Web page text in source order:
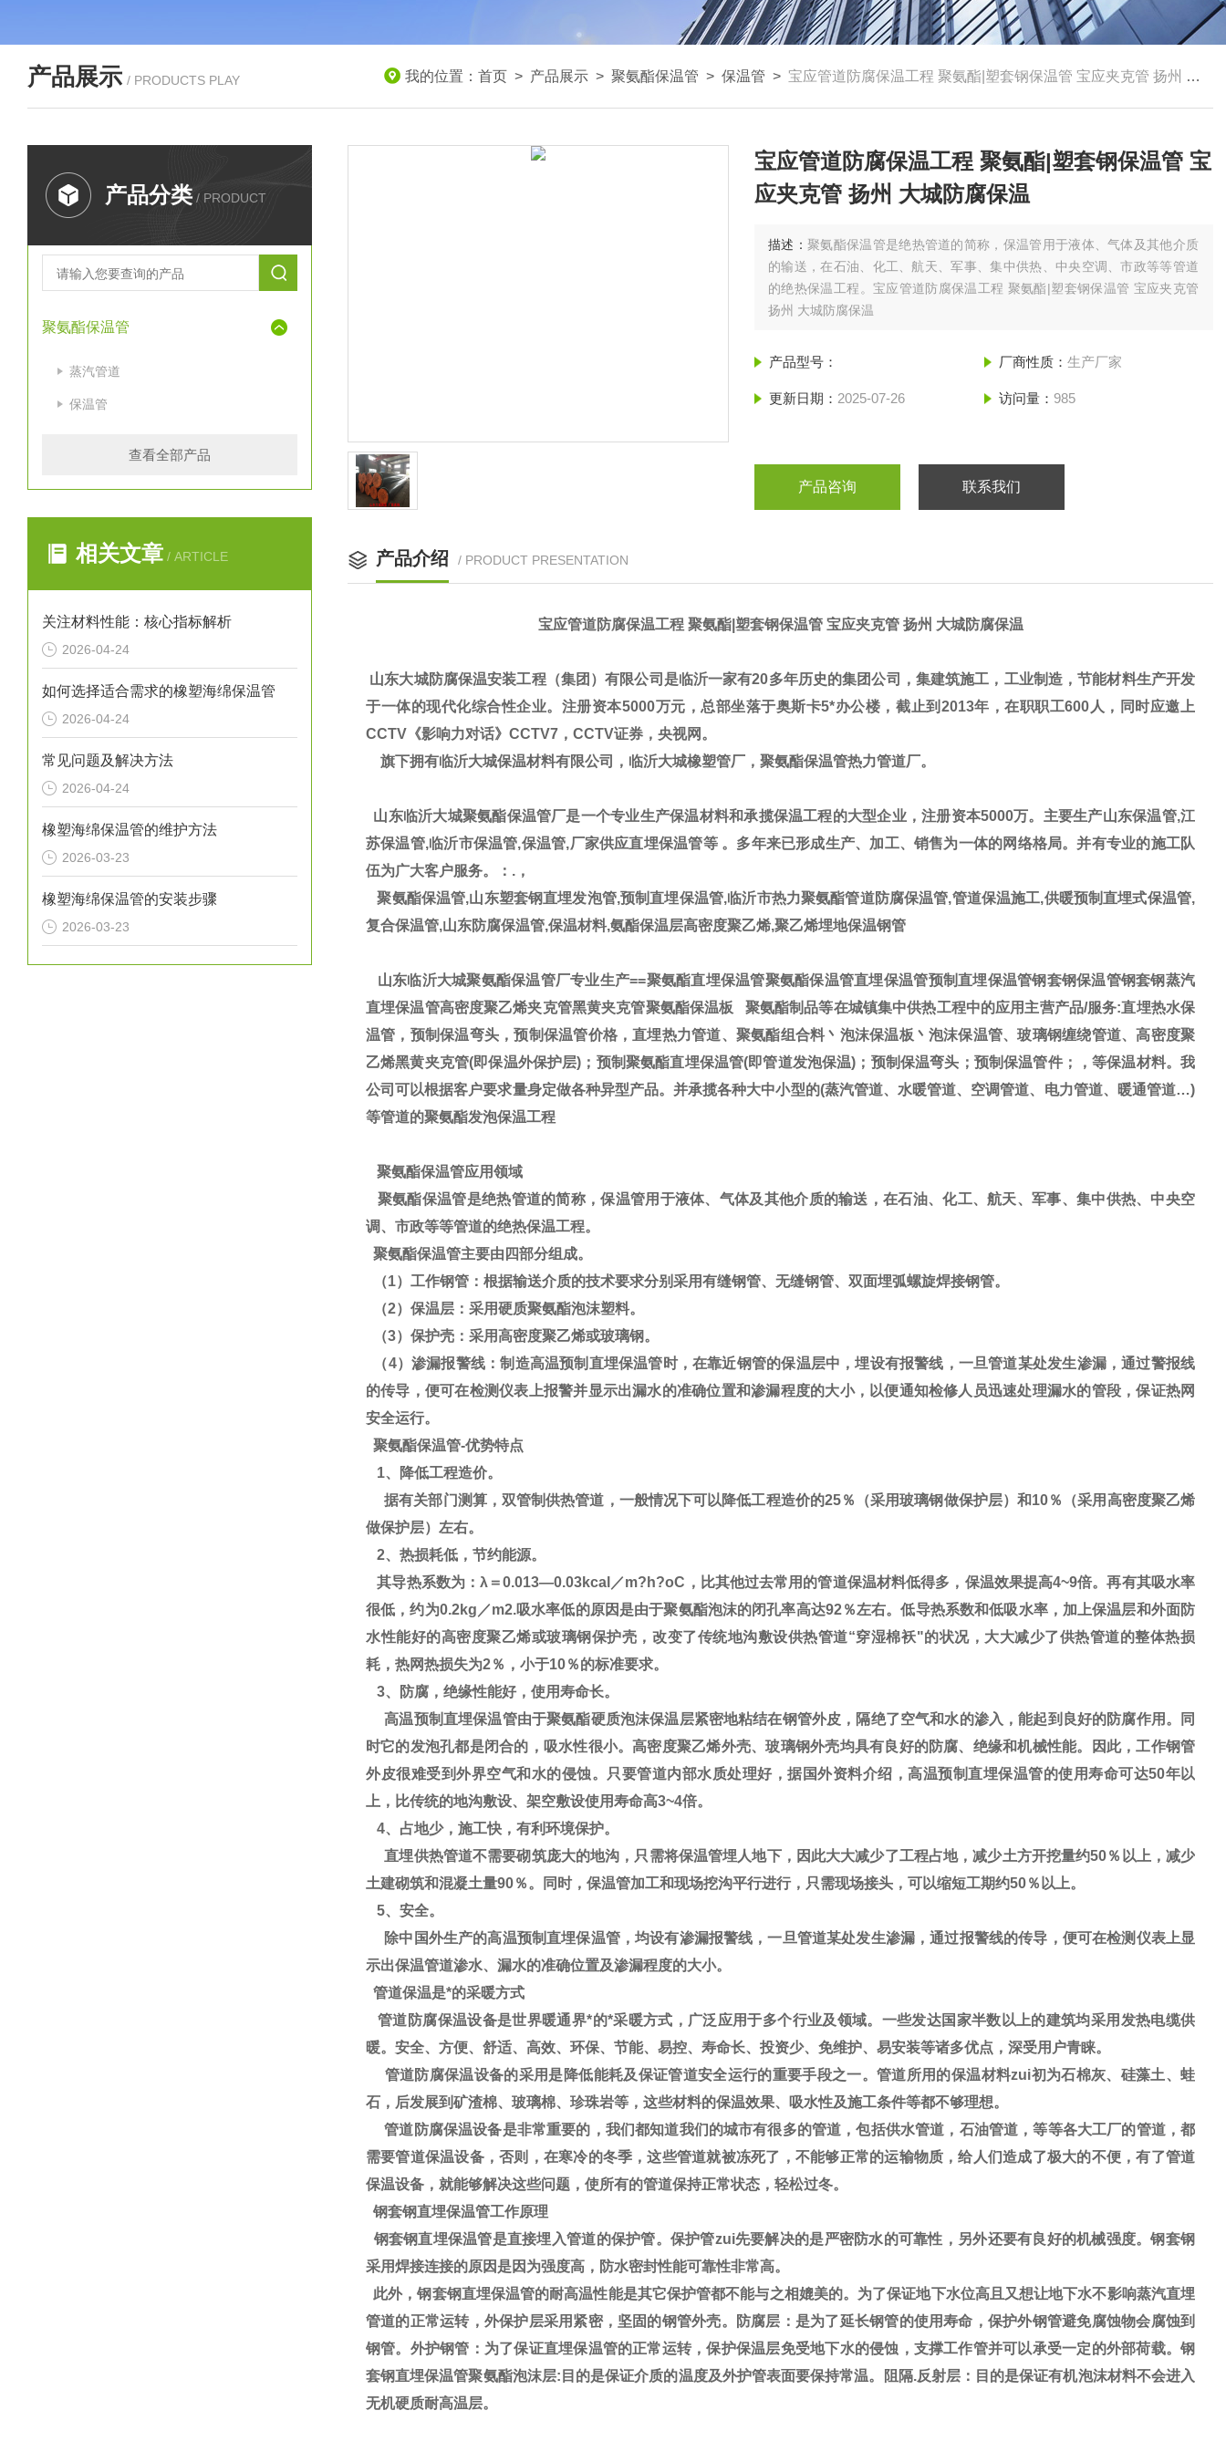
产品展示 / PRODUCTS PLAY 我的位置： 首页 > 产品展示 > 聚氨酯保温管 > 保温管 > 宝应管道防腐保温工程 聚氨酯|塑套钢保温管 宝应夹克管 扬州 大城防腐保温
产品分类 / PRODUCT
聚氨酯保温管
蒸汽管道
保温管
查看全部产品
相关文章 / ARTICLE
关注材料性能：核心指标解析
2026-04-24
如何选择适合需求的橡塑海绵保温管
2026-04-24
常见问题及解决方法
2026-04-24
橡塑海绵保温管的维护方法
2026-03-23
橡塑海绵保温管的安装步骤
2026-03-23
宝应管道防腐保温工程 聚氨酯|塑套钢保温管 宝
应夹克管 扬州 大城防腐保温
描述：聚氨酯保温管是绝热管道的简称，保温管用于液体、气体及其他介质
的输送，在石油、化工、航天、军事、集中供热、中央空调、市政等等管道
的绝热保温工程。宝应管道防腐保温工程 聚氨酯|塑套钢保温管 宝应夹克管
扬州 大城防腐保温
产品型号： 厂商性质： 生产厂家
更新日期： 2025-07-26 访问量： 985
产品咨询 联系我们
产品介绍 / PRODUCT PRESENTATION
宝应管道防腐保温工程 聚氨酯|塑套钢保温管 宝应夹克管 扬州 大城防腐保温
山东大城防腐保温安装工程（集团）有限公司是临沂一家有20多年历史的集团公司，集建筑施工，工业制造，节能材料生产开发
于一体的现代化综合性企业。注册资本5000万元，总部坐落于奥斯卡5*办公楼，截止到2013年，在职职工600人，同时应邀上
CCTV《影响力对话》CCTV7，CCTV证券，央视网。
旗下拥有临沂大城保温材料有限公司，临沂大城橡塑管厂，聚氨酯保温管热力管道厂。
山东临沂大城聚氨酯保温管厂是一个专业生产保温材料和承揽保温工程的大型企业，注册资本5000万。主要生产山东保温管,江
苏保温管,临沂市保温管,保温管,厂家供应直埋保温管等 。多年来已形成生产、加工、销售为一体的网络格局。并有专业的施工队
伍为广大客户服务。：.，
聚氨酯保温管,山东塑套钢直埋发泡管,预制直埋保温管,临沂市热力聚氨酯管道防腐保温管,管道保温施工,供暖预制直埋式保温管,
复合保温管,山东防腐保温管,保温材料,氨酯保温层高密度聚乙烯,聚乙烯埋地保温钢管
山东临沂大城聚氨酯保温管厂专业生产==聚氨酯直埋保温管聚氨酯保温管直埋保温管预制直埋保温管钢套钢保温管钢套钢蒸汽
直埋保温管高密度聚乙烯夹克管黑黄夹克管聚氨酯保温板 聚氨酯制品等在城镇集中供热工程中的应用主营产品/服务:直埋热水保
温管，预制保温弯头，预制保温管价格，直埋热力管道、聚氨酯组合料丶泡沫保温板丶泡沫保温管、玻璃钢缠绕管道、高密度聚
乙烯黑黄夹克管(即保温外保护层)；预制聚氨酯直埋保温管(即管道发泡保温)；预制保温弯头；预制保温管件；，等保温材料。我
公司可以根据客户要求量身定做各种异型产品。并承揽各种大中小型的(蒸汽管道、水暖管道、空调管道、电力管道、暖通管道…)
等管道的聚氨酯发泡保温工程
聚氨酯保温管应用领域
聚氨酯保温管是绝热管道的简称，保温管用于液体、气体及其他介质的输送，在石油、化工、航天、军事、集中供热、中央空
调、市政等等管道的绝热保温工程。
聚氨酯保温管主要由四部分组成。
（1）工作钢管：根据输送介质的技术要求分别采用有缝钢管、无缝钢管、双面埋弧螺旋焊接钢管。
（2）保温层：采用硬质聚氨酯泡沫塑料。
（3）保护壳：采用高密度聚乙烯或玻璃钢。
（4）渗漏报警线：制造高温预制直埋保温管时，在靠近钢管的保温层中，埋设有报警线，一旦管道某处发生渗漏，通过警报线
的传导，便可在检测仪表上报警并显示出漏水的准确位置和渗漏程度的大小，以便通知检修人员迅速处理漏水的管段，保证热网
安全运行。
聚氨酯保温管-优势特点
1、降低工程造价。
据有关部门测算，双管制供热管道，一般情况下可以降低工程造价的25％（采用玻璃钢做保护层）和10％（采用高密度聚乙烯
做保护层）左右。
2、热损耗低，节约能源。
其导热系数为：λ＝0.013—0.03kcal／m?h?oC，比其他过去常用的管道保温材料低得多，保温效果提高4~9倍。再有其吸水率
很低，约为0.2kg／m2.吸水率低的原因是由于聚氨酯泡沫的闭孔率高达92％左右。低导热系数和低吸水率，加上保温层和外面防
水性能好的高密度聚乙烯或玻璃钢保护壳，改变了传统地沟敷设供热管道“穿湿棉袄"的状况，大大减少了供热管道的整体热损
耗，热网热损失为2％，小于10％的标准要求。
3、防腐，绝缘性能好，使用寿命长。
高温预制直埋保温管由于聚氨酯硬质泡沫保温层紧密地粘结在钢管外皮，隔绝了空气和水的渗入，能起到良好的防腐作用。同
时它的发泡孔都是闭合的，吸水性很小。高密度聚乙烯外壳、玻璃钢外壳均具有良好的防腐、绝缘和机械性能。因此，工作钢管
外皮很难受到外界空气和水的侵蚀。只要管道内部水质处理好，据国外资料介绍，高温预制直埋保温管的使用寿命可达50年以
上，比传统的地沟敷设、架空敷设使用寿命高3~4倍。
4、占地少，施工快，有利环境保护。
直埋供热管道不需要砌筑庞大的地沟，只需将保温管埋人地下，因此大大减少了工程占地，减少土方开挖量约50％以上，减少
土建砌筑和混凝土量90％。同时，保温管加工和现场挖沟平行进行，只需现场接头，可以缩短工期约50％以上。
5、安全。
除中国外生产的高温预制直埋保温管，均设有渗漏报警线，一旦管道某处发生渗漏，通过报警线的传导，便可在检测仪表上显
示出保温管道渗水、漏水的准确位置及渗漏程度的大小。
管道保温是*的采暖方式
管道防腐保温设备是世界暖通界*的*采暖方式，广泛应用于多个行业及领域。一些发达国家半数以上的建筑均采用发热电缆供
暖。安全、方便、舒适、高效、环保、节能、易控、寿命长、投资少、免维护、易安装等诸多优点，深受用户青睐。
管道防腐保温设备的采用是降低能耗及保证管道安全运行的重要手段之一。管道所用的保温材料zui初为石棉灰、硅藻土、蛙
石，后发展到矿渣棉、玻璃棉、珍珠岩等，这些材料的保温效果、吸水性及施工条件等都不够理想。
管道防腐保温设备是非常重要的，我们都知道我们的城市有很多的管道，包括供水管道，石油管道，等等各大工厂的管道，都
需要管道保温设备，否则，在寒冷的冬季，这些管道就被冻死了，不能够正常的运输物质，给人们造成了极大的不便，有了管道
保温设备，就能够解决这些问题，使所有的管道保持正常状态，轻松过冬。
钢套钢直埋保温管工作原理
钢套钢直埋保温管是直接埋入管道的保护管。保护管zui先要解决的是严密防水的可靠性，另外还要有良好的机械强度。钢套钢
采用焊接连接的原因是因为强度高，防水密封性能可靠性非常高。
此外，钢套钢直埋保温管的耐高温性能是其它保护管都不能与之相媲美的。为了保证地下水位高且又想让地下水不影响蒸汽直埋
管道的正常运转，外保护层采用紧密，坚固的钢管外壳。防腐层：是为了延长钢管的使用寿命，保护外钢管避免腐蚀物会腐蚀到
钢管。外护钢管：为了保证直埋保温管的正常运转，保护保温层免受地下水的侵蚀，支撑工作管并可以承受一定的外部荷载。钢
套钢直埋保温管聚氨酯泡沫层:目的是保证介质的温度及外护管表面要保持常温。阻隔.反射层：目的是保证有机泡沫材料不会进入
无机硬质耐高温层。